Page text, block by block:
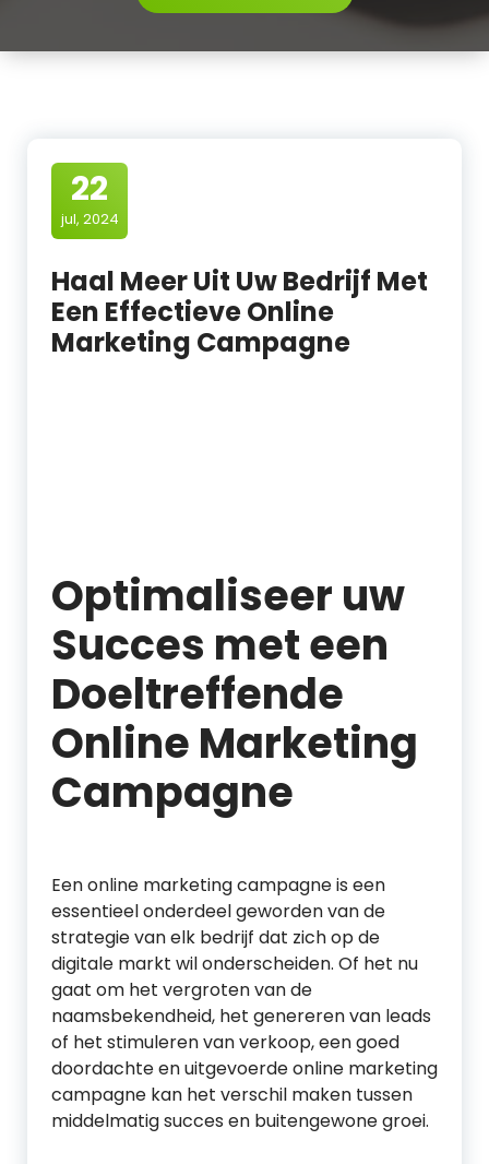
22
jul, 2024
Haal Meer Uit Uw Bedrijf Met
Een Effectieve Online
Marketing Campagne
Optimaliseer uw
Succes met een
Doeltreffende
Online Marketing
Campagne
Een online marketing campagne is een
essentieel onderdeel geworden van de
strategie van elk bedrijf dat zich op de
digitale markt wil onderscheiden. Of het nu
gaat om het vergroten van de
naamsbekendheid, het genereren van leads
of het stimuleren van verkoop, een goed
doordachte en uitgevoerde online marketing
campagne kan het verschil maken tussen
middelmatig succes en buitengewone groei.